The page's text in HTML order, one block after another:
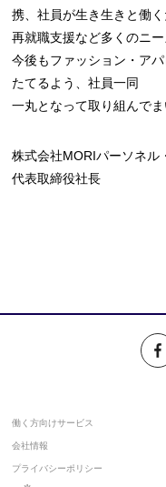
携、社員が生き生きと働
再就職支援など多くのニー
今後もファッション・ア
たてるよう、社員一同
一丸となって取り組んでま
株式会社MORIパーソネル
代表取締役社長
働く方向けサービス
会社情報
プライバシーポリシー